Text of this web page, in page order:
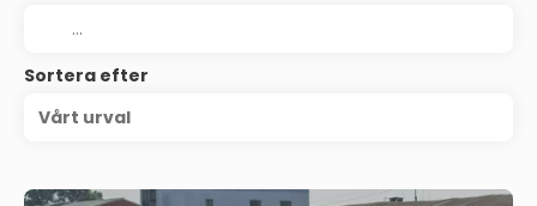
Sortera efter
Vårt urval